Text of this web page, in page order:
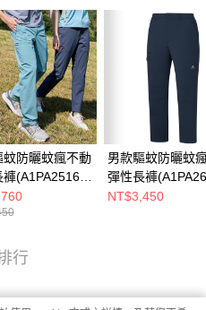
蚊防曬蚊瘋不動
褲(A1PA2516M
機能長褲/防蚊
男款驅蚊防曬蚊
彈性長褲
藏青/機能長褲/防
NT$3,450
行